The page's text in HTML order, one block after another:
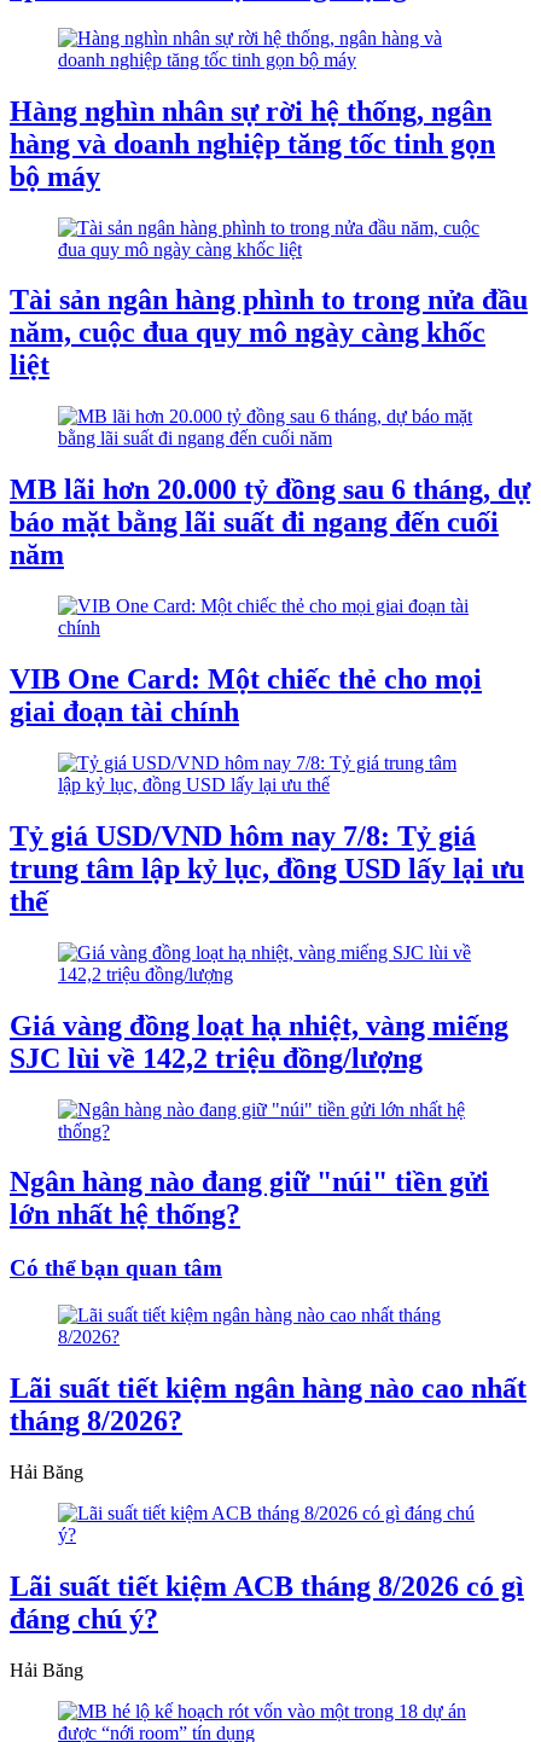
Hàng nghìn nhân sự rời hệ thống, ngân
hàng và doanh nghiệp tăng tốc tinh gọn
bộ máy
Tài sản ngân hàng phình to trong nửa đầu
năm, cuộc đua quy mô ngày càng khốc
liệt
MB lãi hơn 20.000 tỷ đồng sau 6 tháng, dự
báo mặt bằng lãi suất đi ngang đến cuối
năm
VIB One Card: Một chiếc thẻ cho mọi
giai đoạn tài chính
Tỷ giá USD/VND hôm nay 7/8: Tỷ giá
trung tâm lập kỷ lục, đồng USD lấy lại ưu
thế
Giá vàng đồng loạt hạ nhiệt, vàng miếng
SJC lùi về 142,2 triệu đồng/lượng
Ngân hàng nào đang giữ "núi" tiền gửi
lớn nhất hệ thống?
Có thể bạn quan tâm
Lãi suất tiết kiệm ngân hàng nào cao nhất
tháng 8/2026?
Hải Băng
Lãi suất tiết kiệm ACB tháng 8/2026 có gì
đáng chú ý?
Hải Băng